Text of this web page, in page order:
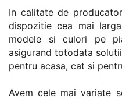
In calitate de
dispozitie cea mai
modele si culori pe
asigurand totodata
pentru acasa, cat si
Avem cele mai variate